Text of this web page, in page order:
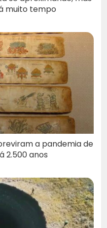
muito tempo
a pandemia de
2.500 anos